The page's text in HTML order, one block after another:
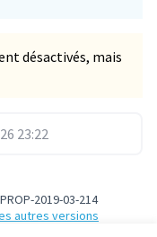
désactivés, mais
23:22
2019-03-214
autres versions